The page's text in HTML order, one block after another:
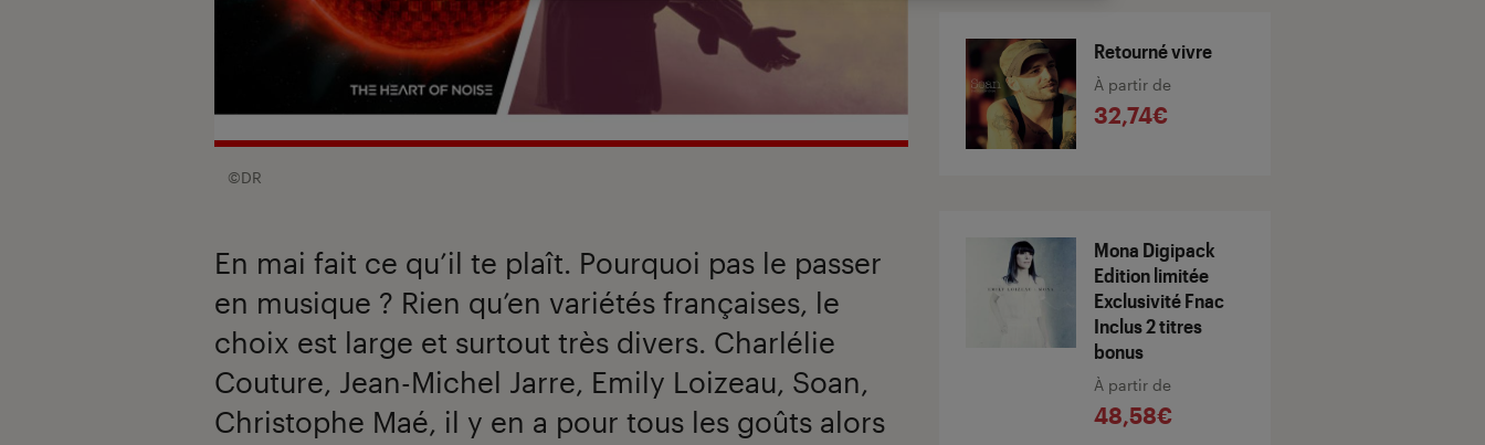
©DR
En mai fait ce qu’il te plaît. Pourquoi pas le passer
en musique ? Rien qu’en variétés françaises, le
choix est large et surtout très divers. Charlélie
Couture, Jean-Michel Jarre, Emily Loizeau, Soan,
Christophe Maé, il y en a pour tous les goûts alors
Retourné vivre
À partir de
32,74€
Mona Digipack
Edition limitée
Exclusivité Fnac
Inclus 2 titres
bonus
À partir de
48,58€